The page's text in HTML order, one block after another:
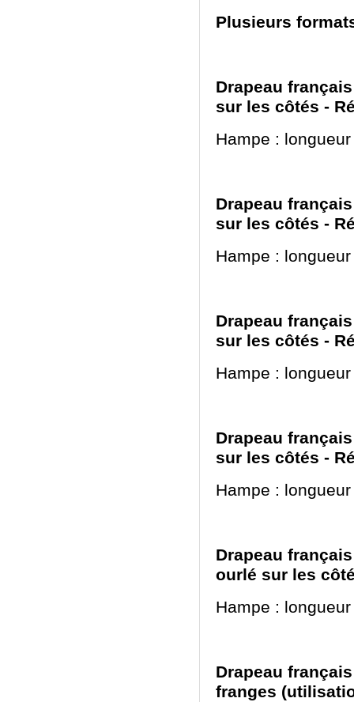
Plusieurs
Drapeau
sur les côtés -
Hampe :
Drapeau
sur les côtés -
Hampe :
Drapeau
sur les côtés -
Hampe :
Drapeau
sur les côtés -
Hampe :
Drapeau
ourlé sur les
Hampe :
Drapeau
franges